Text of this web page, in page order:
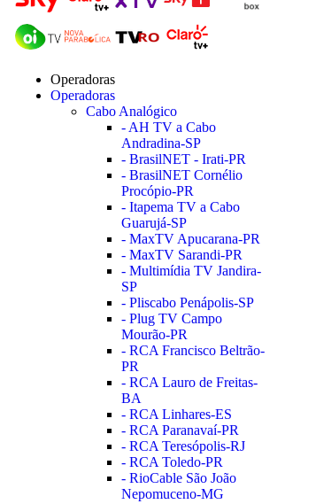
Operadoras
Operadoras
Cabo Analógico
- AH TV a Cabo
Andradina-SP
- BrasilNET - Irati-PR
- BrasilNET Cornélio
Procópio-PR
- Itapema TV a Cabo
Guarujá-SP
- MaxTV Apucarana-PR
- MaxTV Sarandi-PR
- Multimídia TV Jandira-
SP
- Pliscabo Penápolis-SP
- Plug TV Campo
Mourão-PR
- RCA Francisco Beltrão-
PR
- RCA Lauro de Freitas-
BA
- RCA Linhares-ES
- RCA Paranavaí-PR
- RCA Teresópolis-RJ
- RCA Toledo-PR
- RioCable São João
Nepomuceno-MG